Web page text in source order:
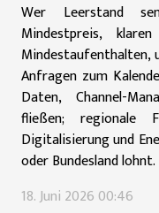
Wer Leerstand
Mindestpreis,
Mindestaufenthalten,
Anfragen zum
Daten, Channel-
fließen;
Digitalisierung und
oder Bundesland lohnt.
18. Juni 2026 00:46